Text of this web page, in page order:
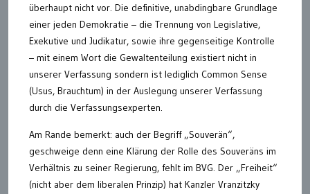
überhaupt nicht vor. Die definitive, unabdingbare Grundlage
einer jeden Demokratie – die Trennung von Legislative,
Exekutive und Judikatur, sowie ihre gegenseitige Kontrolle
– mit einem Wort die Gewaltenteilung existiert nicht in
unserer Verfassung sondern ist lediglich Common Sense
(Usus, Brauchtum) in der Auslegung unserer Verfassung
durch die Verfassungsexperten.
Am Rande bemerkt: auch der Begriff „Souverän“,
geschweige denn eine Klärung der Rolle des Souveräns im
Verhältnis zu seiner Regierung, fehlt im BVG. Der „Freiheit“
(nicht aber dem liberalen Prinzip) hat Kanzler Vranzitzky